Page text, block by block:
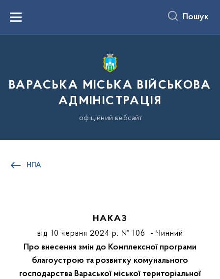
вмістуMenu Пошук
ВАРАСЬКА МІСЬКА ВІЙСЬКОВА
АДМІНІСТРАЦІЯ
офіційний вебсайт
НПА
НАКАЗ
від 10 червня 2024 р. № 106 - Чинний
Про внесення змін до Комплексної програми
благоустрою та розвитку комунального
господарства Вараської міської територіальної